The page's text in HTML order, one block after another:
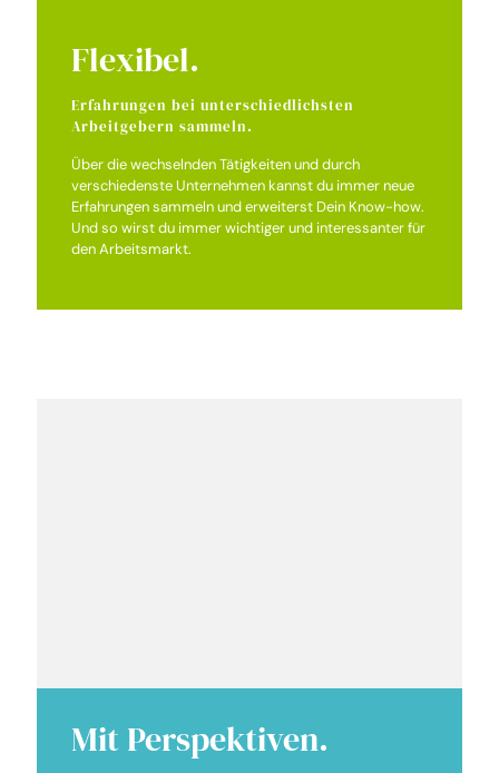
Flexibel.
Erfahrungen bei unterschiedlichsten
Arbeitgebern sammeln.
Über die wechselnden Tätigkeiten und durch
verschiedenste Unternehmen kannst du immer neue
Erfahrungen sammeln und erweiterst Dein Know-how.
Und so wirst du immer wichtiger und interessanter für
den Arbeitsmarkt.
Mit Perspektiven.